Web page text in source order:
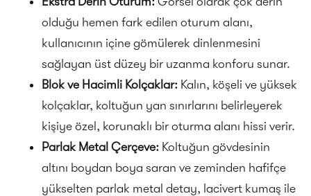
olduğu hemen fark edilen oturum alanı,
kullanıcının içine gömülerek dinlenmesini
sağlayan üst düzey bir uzanma konforu sunar.
Blok ve Hacimli Kolçaklar: Kalın, köşeli ve yüksek
kolçaklar, koltuğun yan sınırlarını belirleyerek
kişiye özel, korunaklı bir oturma alanı hissi verir.
Parlak Metal Çerçeve: Koltuğun gövdesinin
altını boydan boya saran ve zeminden hafifçe
yükselten parlak metal detay, lacivert kumaş ile